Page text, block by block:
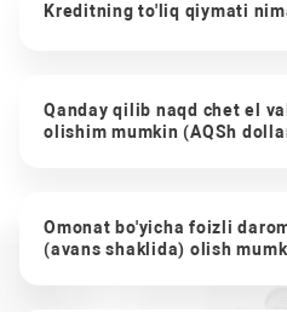
Kreditning to'liq qiymati
Qanday qilib naqd chet el
olishim mumkin (AQSh
Omonat bo'yicha foizli
(avans shaklida) olish